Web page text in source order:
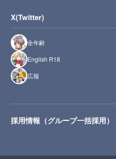
X(Twitter)
全年齢
English R18
広報
採用情報（グループ一括採用）